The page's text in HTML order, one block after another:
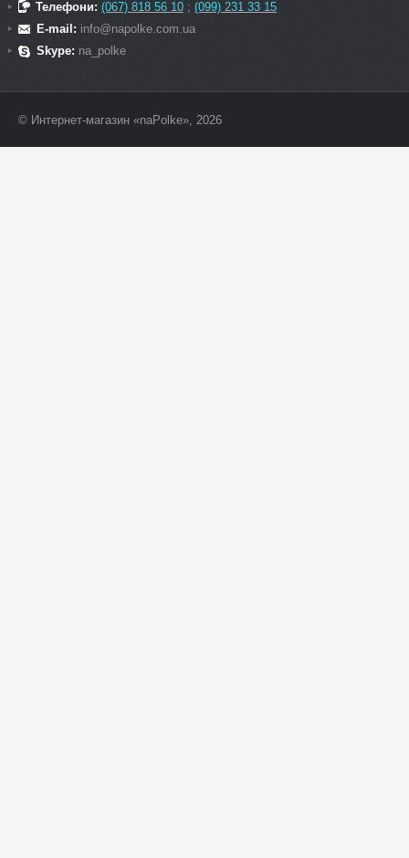
Телефони: (067) 818 56 10 ; (099) 231 33 15
E-mail: info@napolke.com.ua
Skype: na_polke
© Интернет-магазин «naPolke», 2026